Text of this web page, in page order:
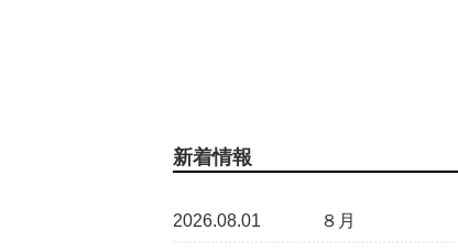
新着情報
2026.08.01 ８月